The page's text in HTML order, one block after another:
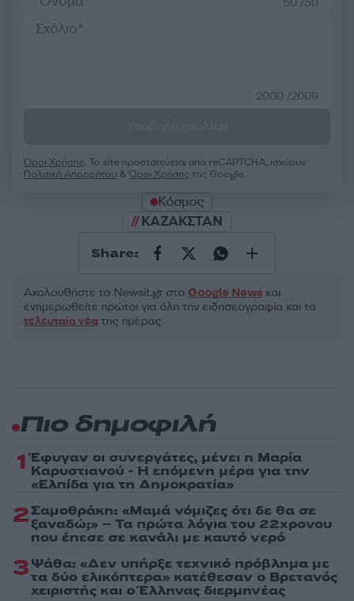
50 /50
2000 /2000
Όροι Χρήσης. Το site προστατεύεται από reCAPTCHA, ισχύουν
Πολιτική Απορρήτου &Όροι Χρήσης της Google.
Κόσμος
ΚΑΖΑΚΣΤΑΝ
Share:
Ακολουθήστε το Νewsit.gr στο Google News και
ενημερωθείτε πρώτοι για όλη την ειδησεογραφία και τα
τελευταία νέα της ημέρας
Πιο δημοφιλή
1 Έφυγαν οι συνεργάτες, μένει η Μαρία
Καρυστιανού - Η επόμενη μέρα για την
«Ελπίδα για τη Δημοκρατία»
2Σαμοθράκη: «Μαμά νόμιζες ότι δε θα σε
ξαναδώ;» – Τα πρώτα λόγια του 22χρονου
που έπεσε σε κανάλι με καυτό νερό
3Ψάθα: «Δεν υπήρξε τεχνικό πρόβλημα με
τα δύο ελικόπτερα» κατέθεσαν ο Βρετανός
χειριστής και ο Έλληνας διερμηνέας